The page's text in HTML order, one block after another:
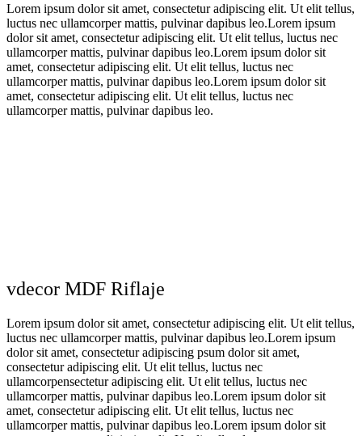
Lorem ipsum dolor sit amet, consectetur adipiscing elit. Ut elit tellus,
luctus nec ullamcorper mattis, pulvinar dapibus leo.Lorem ipsum
dolor sit amet, consectetur adipiscing elit. Ut elit tellus, luctus nec
ullamcorper mattis, pulvinar dapibus leo.Lorem ipsum dolor sit
amet, consectetur adipiscing elit. Ut elit tellus, luctus nec
ullamcorper mattis, pulvinar dapibus leo.Lorem ipsum dolor sit
amet, consectetur adipiscing elit. Ut elit tellus, luctus nec
ullamcorper mattis, pulvinar dapibus leo.
vdecor MDF Riflaje
Lorem ipsum dolor sit amet, consectetur adipiscing elit. Ut elit tellus,
luctus nec ullamcorper mattis, pulvinar dapibus leo.Lorem ipsum
dolor sit amet, consectetur adipiscing psum dolor sit amet,
consectetur adipiscing elit. Ut elit tellus, luctus nec
ullamcorpensectetur adipiscing elit. Ut elit tellus, luctus nec
ullamcorper mattis, pulvinar dapibus leo.Lorem ipsum dolor sit
amet, consectetur adipiscing elit. Ut elit tellus, luctus nec
ullamcorper mattis, pulvinar dapibus leo.Lorem ipsum dolor sit